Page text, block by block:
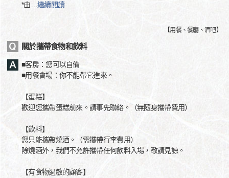
*由 繼續閱讀
【用餐、餐廳、酒吧】
關於攜帶食物和飲料
■客房：您可以自備
■用餐會場：你不能帶它進來。
【蛋糕】
歡迎您攜帶蛋糕前來。請事先聯絡。（無隨身攜帶費用）
【飲料】
您只能攜帶燒酒。（需攜帶行李費用）
除燒酒外，我們不允許攜帶任何飲料入場，敬請見諒。
【有食物過敏的顧客】